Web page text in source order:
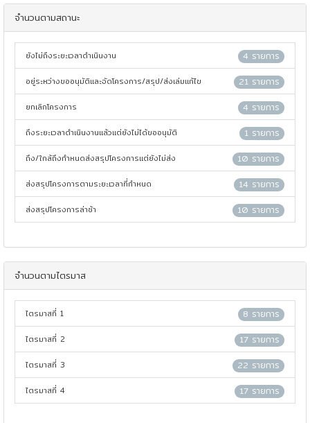
จำนวนตามสถานะ
ยังไม่ถึงระยะเวลาดำเนินงาน 4 รายการ
อยู่ระหว่างขออนุมัติและจัดโครงการ/สรุป/ส่งเล่มแก้ไข 21 รายการ
ยกเลิกโครงการ 4 รายการ
ถึงระยะเวลาดำเนินงานแล้วแต่ยังไม่ได้ขออนุมัติ 1 รายการ
ถึง/ใกล้ถึงกำหนดส่งสรุปโครงการแต่ยังไม่ส่ง 10 รายการ
ส่งสรุปโครงการตามระยะเวลาที่กำหนด 14 รายการ
ส่งสรุปโครงการล่าช้า 10 รายการ
จำนวนตามไตรมาส
ไตรมาสที่ 1 8 รายการ
ไตรมาสที่ 2 17 รายการ
ไตรมาสที่ 3 22 รายการ
ไตรมาสที่ 4 17 รายการ